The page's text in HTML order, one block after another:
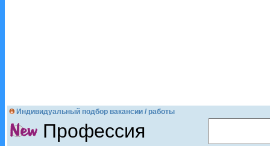
Индивидуальный подбор вакансии / работы
Профессия